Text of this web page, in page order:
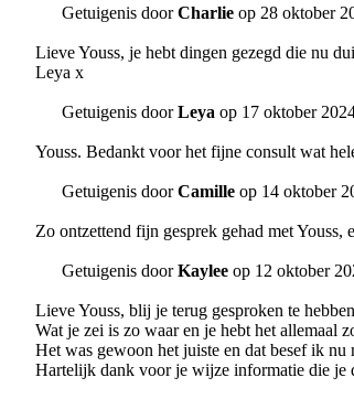
Getuigenis doorCharlie op 28 oktober
Lieve Youss, je hebt dingen gezegd die nu
Leya x
Getuigenis doorLeya op 17 oktober
Youss. Bedankt voor het fijne consult wat
Getuigenis doorCamille op 14 oktober
Zo ontzettend fijn gesprek gehad met
Getuigenis doorKaylee op 12 oktober
Lieve Youss, blij je terug gesproken te
Wat je zei is zo waar en je hebt het allemaal
Het was gewoon het juiste en dat besef ik nu
Hartelijk dank voor je wijze informatie die je